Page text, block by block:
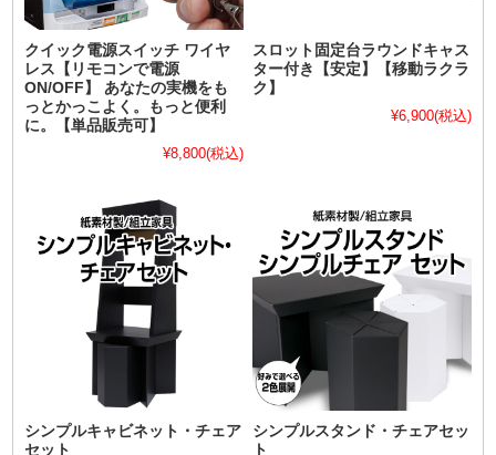
クイック電源スイッチ ワイヤ
レス【リモコンで電源
ON/OFF】 あなたの実機をも
っとかっこよく。もっと便利
に。【単品販売可】
¥8,800(税込)
スロット固定台ラウンドキャス
ター付き【安定】【移動ラクラ
ク】
¥6,900(税込)
シンプルキャビネット・チェア
セット
シンプルスタンド・チェアセッ
ト